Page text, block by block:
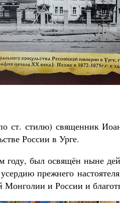
ст. стилю) священник
России в Урге.
году, был освящён ныне
прежнего
Монголии и России и